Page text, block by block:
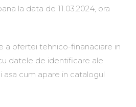
la data de 11.03.2024, ora
a ofertei tehnico-finanaciare in
datele de identificare ale
asa cum apare in catalogul